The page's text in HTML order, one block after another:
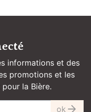
informations et des
promotions et les
la Bière.
ok